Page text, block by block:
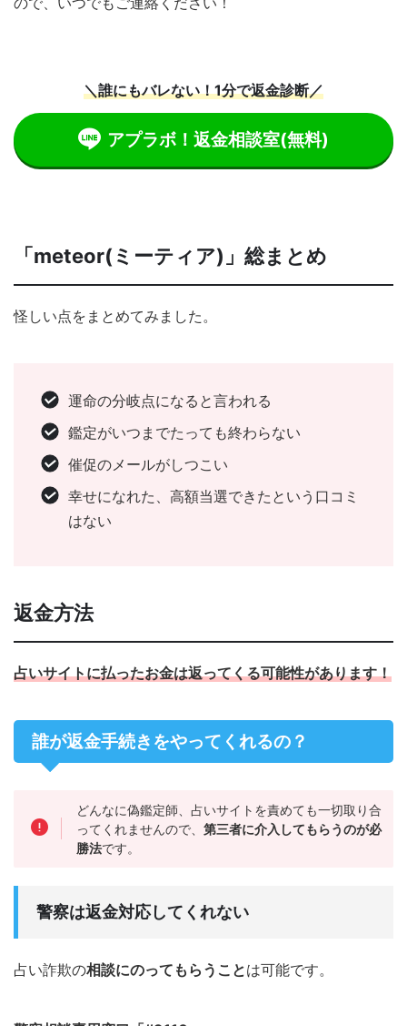
＼誰にもバレない！1分で返金診断／
アプラボ！返金相談室(無料)
「meteor(ミーティア)」総まとめ
怪しい点をまとめてみました。
運命の分岐点になると言われる
鑑定がいつまでたっても終わらない
催促のメールがしつこい
幸せになれた、高額当選できたという口コミ
はない
返金方法
占いサイトに払ったお金は返ってくる可能性があります！
誰が返金手続きをやってくれるの？
どんなに偽鑑定師、占いサイトを責めても一切取り合
ってくれませんので、 第三者に介入してもらうのが必
勝法です。
警察は返金対応してくれない
占い詐欺の相談にのってもらうことは可能です。